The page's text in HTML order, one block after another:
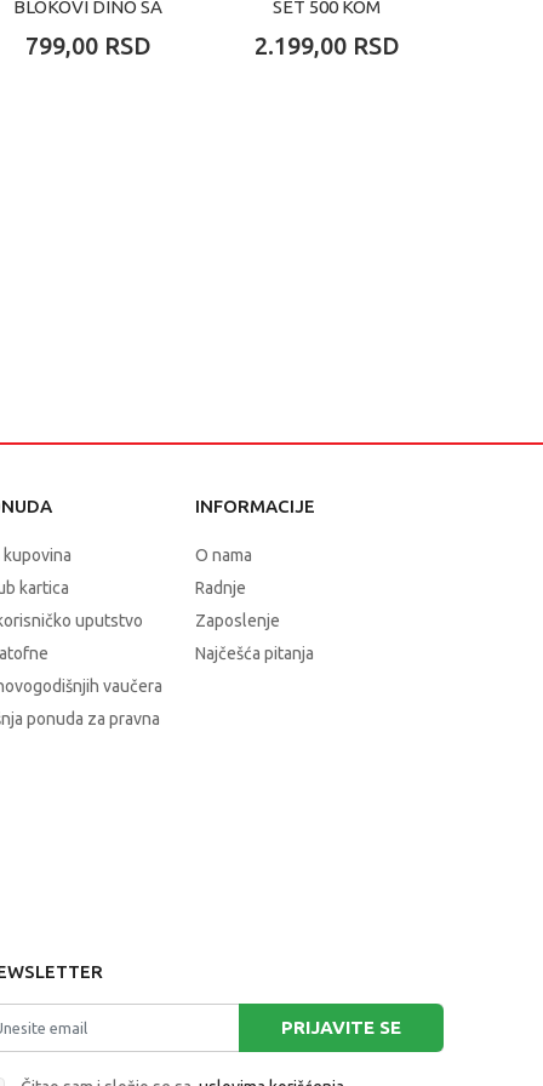
BLOKOVI DINO SA
799,00 RSD
SET 500 KOM
2.199,00 RSD
kartica
uputstvo
vaučera
ponuda za pravna
INFORMACIJE
O nama
Radnje
Zaposlenje
Najčešća pitanja
PRIJAVITE SE